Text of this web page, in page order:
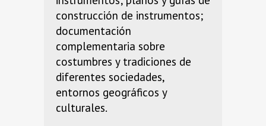
construcción de instrumentos;
documentación
complementaria sobre
costumbres y tradiciones de
diferentes sociedades,
entornos geográficos y
culturales.